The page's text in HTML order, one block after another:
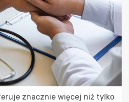
znacznie więcej niż tylko